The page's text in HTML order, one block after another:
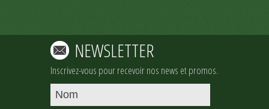
NEWSLETTER
Inscrivez-vous pour recevoir nos news et promos.